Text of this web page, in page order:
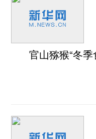
官山猕猴“冬季